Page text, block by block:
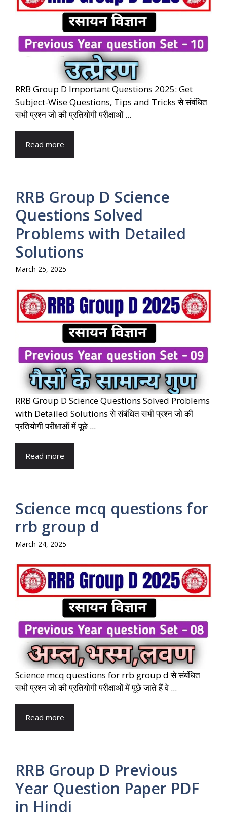
RRB Group D Important Questions 2025: Get
Subject-Wise Questions, Tips and Tricks से संबंधित
सभी प्रश्न जो की प्रतियोगी परीक्षाओं ...
Read more
RRB Group D Science
Questions Solved
Problems with Detailed
Solutions
March 25, 2025
RRB Group D Science Questions Solved Problems
with Detailed Solutions से संबंधित सभी प्रश्न जो की
प्रतियोगी परीक्षाओं में पूछे ...
Read more
Science mcq questions for
rrb group d
March 24, 2025
Science mcq questions for rrb group d से संबंधित
सभी प्रश्न जो की प्रतियोगी परीक्षाओं में पूछे जाते हैं वे ...
Read more
RRB Group D Previous
Year Question Paper PDF
in Hindi